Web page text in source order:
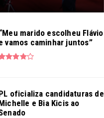
marido escolheu Flávio
vamos caminhar juntos”
oficializa candidaturas de
e Bia Kicis ao